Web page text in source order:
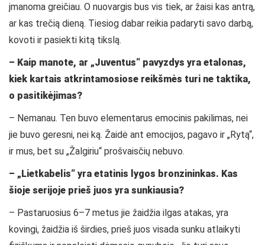
įmanoma greičiau. O nuovargis bus vis tiek, ar žaisi kas antrą,
ar kas trečią dieną. Tiesiog dabar reikia padaryti savo darbą,
kovoti ir pasiekti kitą tikslą.
– Kaip manote, ar „Juventus“ pavyzdys yra etalonas,
kiek kartais atkrintamosiose reikšmės turi ne taktika,
o pasitikėjimas?
– Nemanau. Ten buvo elementarus emocinis pakilimas, nei
jie buvo geresni, nei ką. Žaidė ant emocijos, pagavo ir „Rytą“,
ir mus, bet su „Žalgiriu“ prošvaisčių nebuvo.
– „Lietkabelis“ yra etatinis lygos bronzininkas. Kas
šioje serijoje prieš juos yra sunkiausia?
– Pastaruosius 6–7 metus jie žaidžia ilgas atakas, yra
kovingi, žaidžia iš širdies, prieš juos visada sunku atlaikyti